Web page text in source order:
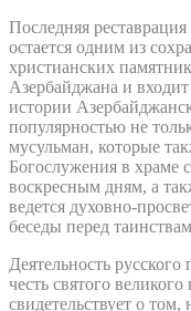
Последняя
остается одним из
христианских
Азербайджана и
истории
популярностью не
мусульман, которые
Богослужения в храме
воскресным дням, а
ведется духовно-
беседы перед
Деятельность
честь святого
свидетельствует о